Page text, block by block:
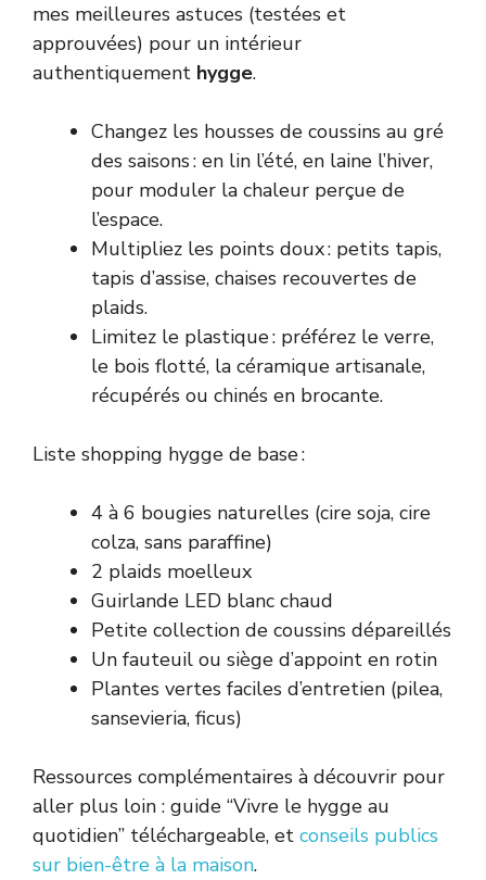
mes meilleures astuces (testées et
approuvées) pour un intérieur
authentiquement hygge.
Changez les housses de coussins au gré
des saisons : en lin l’été, en laine l’hiver,
pour moduler la chaleur perçue de
l’espace.
Multipliez les points doux : petits tapis,
tapis d’assise, chaises recouvertes de
plaids.
Limitez le plastique : préférez le verre,
le bois flotté, la céramique artisanale,
récupérés ou chinés en brocante.
Liste shopping hygge de base :
4 à 6 bougies naturelles (cire soja, cire
colza, sans paraffine)
2 plaids moelleux
Guirlande LED blanc chaud
Petite collection de coussins dépareillés
Un fauteuil ou siège d’appoint en rotin
Plantes vertes faciles d’entretien (pilea,
sansevieria, ficus)
Ressources complémentaires à découvrir pour
aller plus loin : guide “Vivre le hygge au
quotidien” téléchargeable, et conseils publics
sur bien-être à la maison.